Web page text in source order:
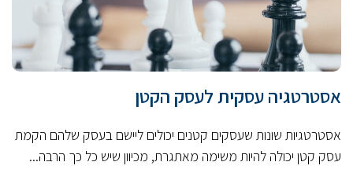
אסטרטגיה עסקית לעסק הקטן
אסטרטגיות שונות שעסקים קטנים יכולים ליישם בעסק שלהם הקמת
עסק קטן יכולה להיות משימה מאתגרת, מכיוון שיש כל כך הרבה...